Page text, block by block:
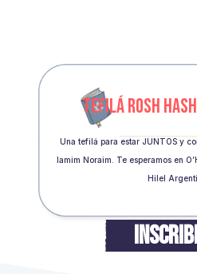
TEFILÁ ROSH
Una tefilá para estar JUNTOS y
Iamim Noraim. Te esperamos en
Hilel